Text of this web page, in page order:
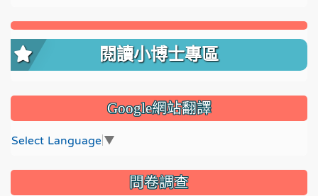
閱讀小博士專區
Google網站翻譯
Select Language ▼
問卷調查